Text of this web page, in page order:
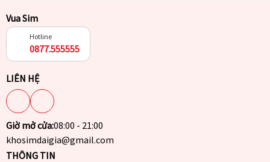
Vua Sim
Hotline
0877.555555
LIÊN HỆ
Giờ mở cửa:08:00 - 21:00
khosimdaigia@gmail.com
THÔNG TIN